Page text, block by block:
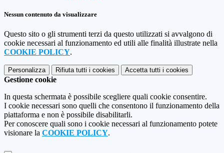
Nessun contenuto da visualizzare
Questo sito o gli strumenti terzi da questo utilizzati si avvalgono di
cookie necessari al funzionamento ed utili alle finalità illustrate nella
COOKIE POLICY.
Personalizza Rifiuta tutti i cookies Accetta tutti i cookies
Gestione cookie
In questa schermata è possibile scegliere quali cookie consentire.
I cookie necessari sono quelli che consentono il funzionamento della
piattaforma e non è possibile disabilitarli.
Per conoscere quali sono i cookie necessari al funzionamento potete
visionare la COOKIE POLICY.